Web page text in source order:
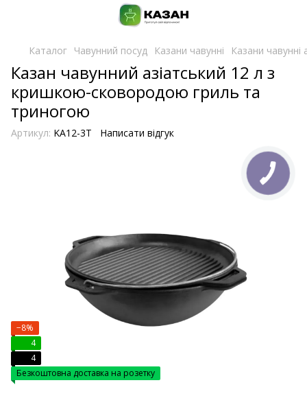
Каталог Чавунний посуд Казани чавунні Казани чавунні
Казан чавунний азіатський 12 л з
кришкою-сковородою гриль та
триногою
Артикул: KA12-3T Написати відгук
−8%
4
4
Безкоштовна доставка на розетку